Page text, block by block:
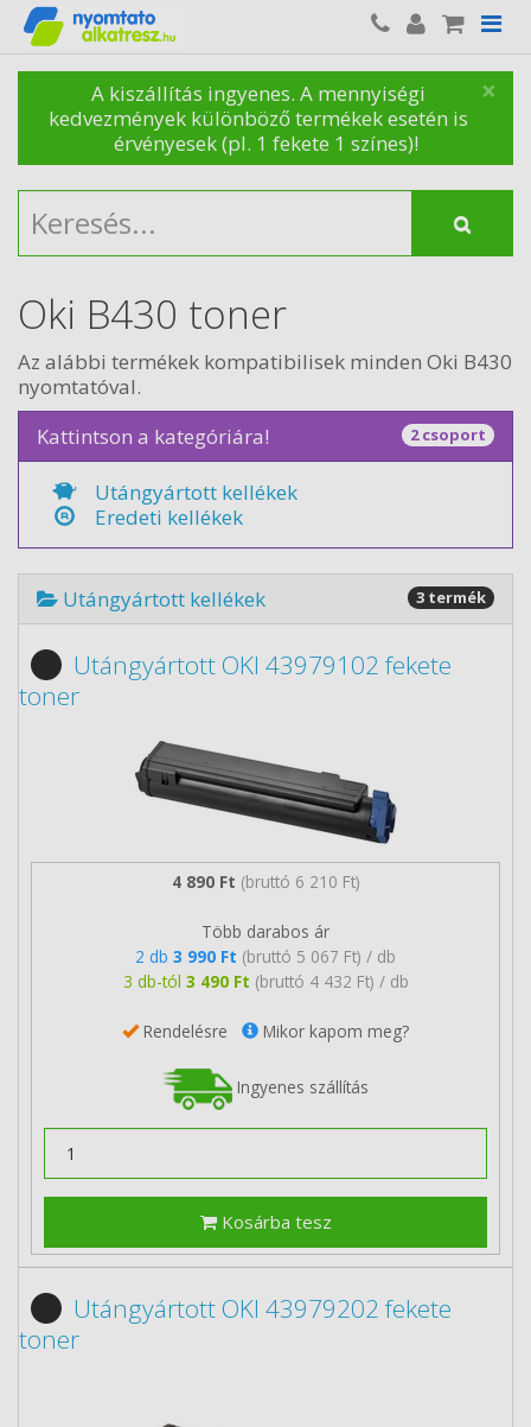
×
A kiszállítás ingyenes. A mennyiségi
kedvezmények különböző termékek esetén is
érvényesek (pl. 1 fekete 1 színes)!
Oki B430 toner
Az alábbi termékek kompatibilisek minden Oki B430
nyomtatóval.
Kattintson a kategóriára!
2 csoport
Utángyártott kellékek
Eredeti kellékek
Utángyártott kellékek 3 termék
Utángyártott OKI 43979102 fekete
toner
4 890 Ft (bruttó 6 210 Ft)
Több darabos ár
2 db 3 990 Ft (bruttó 5 067 Ft) / db
3 db-tól 3 490 Ft (bruttó 4 432 Ft) / db
Rendelésre Mikor kapom meg?
Ingyenes szállítás
Kosárba tesz
Utángyártott OKI 43979202 fekete
toner